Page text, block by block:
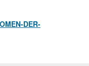
DER-